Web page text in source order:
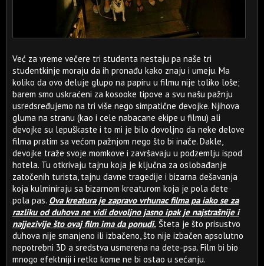
Već za vreme večere tri studenta nestaju pa naše tri
studentkinje moraju da ih pronađu kako znaju i umeju. Ma
koliko da ovo deluje glupo na papiru u filmu nije toliko loše;
barem smo uskraćeni za kosooke tipove a svu našu pažnju
usredsređujemo na tri više nego simpatične devojke. Njihova
gluma na stranu (kao i cele nabacane ekipe u filmu) ali
devojke su lepuškaste i to mi je bilo dovoljno da neke delove
filma pratim sa većom pažnjom nego što bi inače. Dakle,
devojke traže svoje momkove i završavaju u podzemlju ispod
hotela. Tu otkrivaju tajnu koja je ključna za oslobađanje
zatočenih turista, tajnu davne tragedije i bizarna dešavanja
koja kulminiraju sa bizarnom kreaturom koja je pola dete
pola pas. Ova kreatura je zapravo vrhunac filma pa iako se za
razliku od duhova ne vidi dovoljno jasno ipak je najstrašnije i
najjezivije što ovaj film ima da ponudi. Šteta je što prisustvo
duhova nije smanjeno ili izbačeno, što nije izbačen apsolutno
nepotrebni 3D a sredstva usmerena na dete-psa. Film bi bio
mnogo efektniji i retko kome ne bi ostao u sećanju.